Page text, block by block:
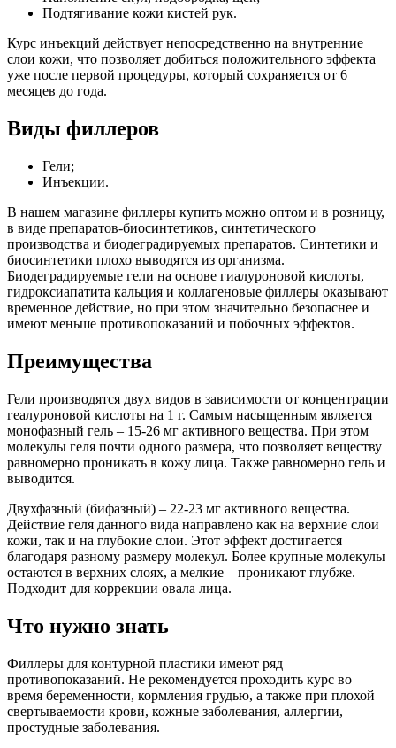
Подтягивание кожи кистей рук.
Курс инъекций действует непосредственно на внутренние
слои кожи, что позволяет добиться положительного эффекта
уже после первой процедуры, который сохраняется от 6
месяцев до года.
Виды филлеров
Гели;
Инъекции.
В нашем магазине филлеры купить можно оптом и в розницу,
в виде препаратов-биосинтетиков, синтетического
производства и биодеградируемых препаратов. Синтетики и
биосинтетики плохо выводятся из организма.
Биодеградируемые гели на основе гиалуроновой кислоты,
гидроксиапатита кальция и коллагеновые филлеры оказывают
временное действие, но при этом значительно безопаснее и
имеют меньше противопоказаний и побочных эффектов.
Преимущества
Гели производятся двух видов в зависимости от концентрации
геалуроновой кислоты на 1 г. Самым насыщенным является
монофазный гель – 15-26 мг активного вещества. При этом
молекулы геля почти одного размера, что позволяет веществу
равномерно проникать в кожу лица. Также равномерно гель и
выводится.
Двухфазный (бифазный) – 22-23 мг активного вещества.
Действие геля данного вида направлено как на верхние слои
кожи, так и на глубокие слои. Этот эффект достигается
благодаря разному размеру молекул. Более крупные молекулы
остаются в верхних слоях, а мелкие – проникают глубже.
Подходит для коррекции овала лица.
Что нужно знать
Филлеры для контурной пластики имеют ряд
противопоказаний. Не рекомендуется проходить курс во
время беременности, кормления грудью, а также при плохой
свертываемости крови, кожные заболевания, аллергии,
простудные заболевания.